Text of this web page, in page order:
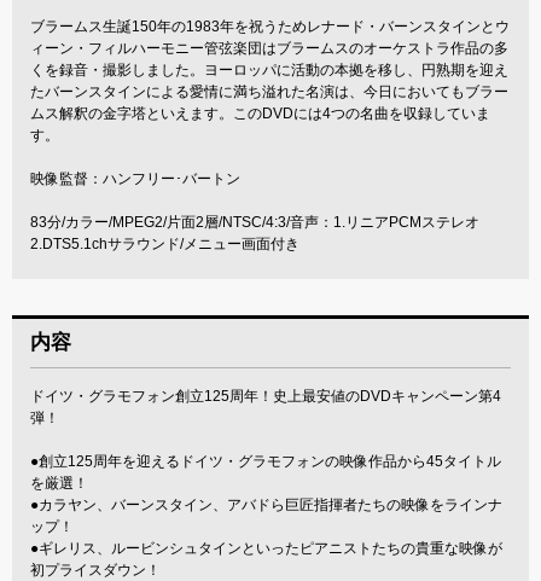
ブラームス生誕150年の1983年を祝うためレナード・バーンスタインとウ
ィーン・フィルハーモニー管弦楽団はブラームスのオーケストラ作品の多
くを録音・撮影しました。ヨーロッパに活動の本拠を移し、円熟期を迎え
たバーンスタインによる愛情に満ち溢れた名演は、今日においてもブラー
ムス解釈の金字塔といえます。このDVDには4つの名曲を収録していま
す。
映像監督：ハンフリー･バートン
83分/カラー/MPEG2/片面2層/NTSC/4:3/音声：1.リニアPCMステレオ
2.DTS5.1chサラウンド/メニュー画面付き
内容
ドイツ・グラモフォン創立125周年！史上最安値のDVDキャンペーン第4
弾！
●創立125周年を迎えるドイツ・グラモフォンの映像作品から45タイトル
を厳選！
●カラヤン、バーンスタイン、アバドら巨匠指揮者たちの映像をラインナ
ップ！
●ギレリス、ルービンシュタインといったピアニストたちの貴重な映像が
初プライスダウン！